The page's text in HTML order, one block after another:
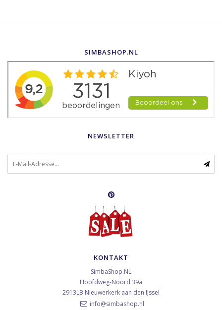
SIMBASHOP.NL
NEWSLETTER
KONTAKT
SimbaShop.NL
Hoofdweg-Noord 39a
2913LB Nieuwerkerk aan den IJssel
info@simbashop.nl